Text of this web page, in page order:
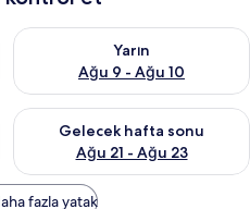
Ağu 8 - Ağu 9
Yarın
Ağu 9 - Ağu 10
Yarın için müsaitliği kontrol
et Ağu 14 - Ağu 16
Gelecek hafta sonu
Ağu 21 - Ağu 23
Önümüzdeki hafta sonu için
fazla yatak